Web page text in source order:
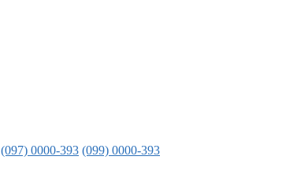
(097) 0000-393 (099) 0000-393